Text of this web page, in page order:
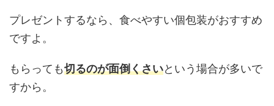
プレゼントするなら、食べやすい個包装がおすすめ
ですよ。
もらっても切るのが面倒くさいという場合が多いで
すから。